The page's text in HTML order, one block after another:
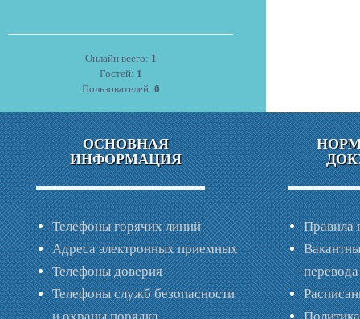
Онлайн всего: 1
Гостей: 1
Пользователей: 0
ОСНОВНАЯ
ИНФОРМАЦИЯ
Телефоны горячих линий
Адреса электронных приемных
Телефоны доверия
Телефоны служб безопасности
Правила
перевода